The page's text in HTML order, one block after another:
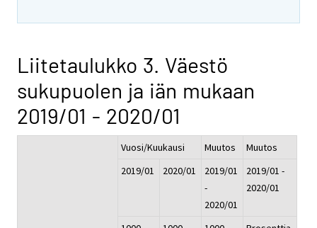
Liitetaulukko 3. Väestö
sukupuolen ja iän mukaan
2019/01 - 2020/01
Vuosi/Kuukausi Muutos
Muutos
2019/01
2020/01
2019/01
-
2020/01
2019/01 -
2020/01